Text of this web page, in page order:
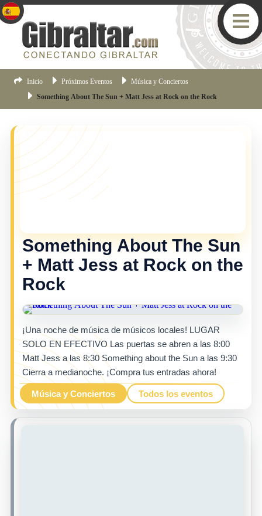
Inicio Próximos Eventos
Música y Conciertos
Something About The Sun + Matt Jess at Rock on the Rock
Something About The Sun
+ Matt Jess at Rock on the
Rock
¡Una noche de música de músicos locales! LUGAR
SOLO EN EFECTIVO Las puertas se abren a las 8:00
Matt Jess a las 8:30 Something about the Sun a las 9:30
Cierra a medianoche. ¡Compra tus entradas ahora!
Música y Conciertos Todos los eventos